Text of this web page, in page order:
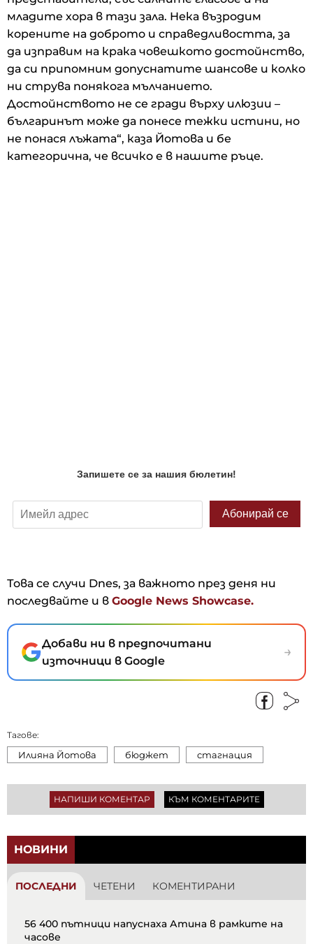
младите хора в тази зала. Нека възродим
корените на доброто и справедливостта, за
да изправим на крака човешкото достойнство,
да си припомним допуснатите шансове и колко
ни струва понякога мълчанието.
Достойнството не се гради върху илюзии –
българинът може да понесе тежки истини, но
не понася лъжата“, каза Йотова и бе
категорична, че всичко е в нашите ръце.
Това се случи Dnes, за важното през деня ни
последвайте и в Google News Showcase.
Добави ни в предпочитани
източници в Google
→
Тагове:
Илияна Йотова бюджет стагнация
НАПИШИ КОМЕНТАР КЪМ КОМЕНТАРИТЕ
НОВИНИ
ПОСЛЕДНИ ЧЕТЕНИ КОМЕНТИРАНИ
56 400 пътници напуснаха Атина в рамките на
часове